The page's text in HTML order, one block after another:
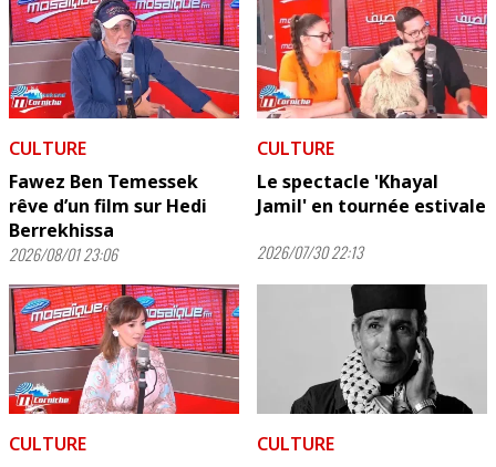
CULTURE
Fawez Ben Temessek
rêve d’un film sur Hedi
Berrekhissa
2026/08/01 23:06
CULTURE
Le spectacle 'Khayal
Jamil' en tournée estivale
2026/07/30 22:13
CULTURE
CULTURE